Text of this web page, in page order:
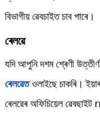
বিভাগীয় ৱেবচাইত চাব পাৰে।
ৰেলৱে
যদি আপুনি দশম শ্ৰেণী
ৰেলৱেতওলাইছে চাকৰি।
ৰেলৱেৰ অফিচিয়েল